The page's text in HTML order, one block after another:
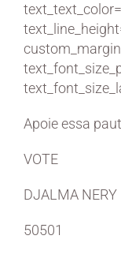
Apoie essa
VOTE
DJALMA NERY
50501